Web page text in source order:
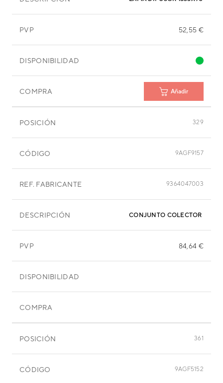
PVP 52,55 €
DISPONIBILIDAD
COMPRA Añadir
POSICIÓN 329
CÓDIGO 9AGF9157
REF. FABRICANTE 9364047003
DESCRIPCIÓN CONJUNTO COLECTOR
PVP 84,64 €
DISPONIBILIDAD
COMPRA
POSICIÓN 361
CÓDIGO 9AGF5152